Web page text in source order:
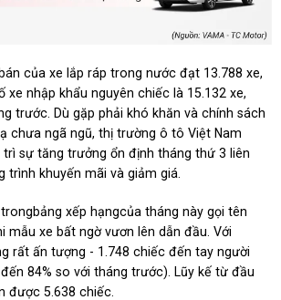
của xe lắp ráp trong nước đạt 13.788 xe,
xe nhập khẩu nguyên chiếc là 15.132 xe,
trước. Dù gặp phải khó khăn và chính sách
chưa ngã ngũ, thị trường ô tô Việt Nam
sự tăng trưởng ổn định tháng thứ 3 liên
trình khuyến mãi và giảm giá.
xếp hạngcủa tháng này gọi tên
mẫu xe bất ngờ vươn lên dẫn đầu. Với
rất ấn tượng - 1.748 chiếc đến tay người
84% so với tháng trước). Lũy kế từ đầu
được 5.638 chiếc.